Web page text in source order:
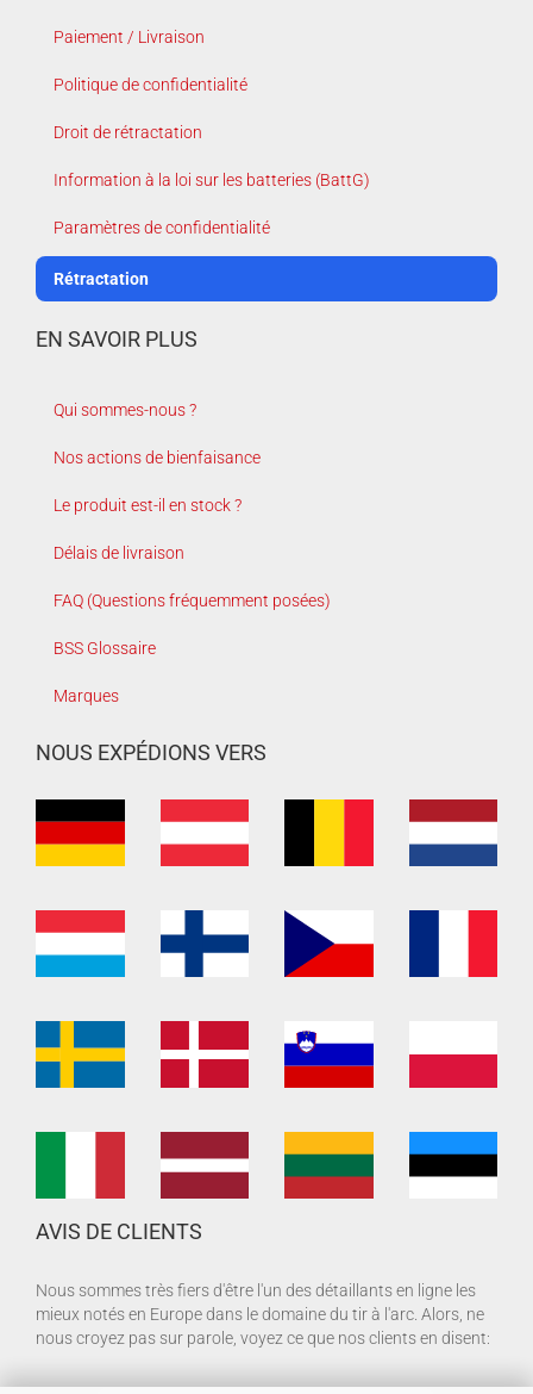
Paiement / Livraison
Politique de confidentialité
Droit de rétractation
Information à la loi sur les batteries (BattG)
Paramètres de confidentialité
Rétractation
EN SAVOIR PLUS
Qui sommes-nous ?
Nos actions de bienfaisance
Le produit est-il en stock ?
Délais de livraison
FAQ (Questions fréquemment posées)
BSS Glossaire
Marques
NOUS EXPÉDIONS VERS
AVIS DE CLIENTS
Nous sommes très fiers d'être l'un des détaillants en ligne les
mieux notés en Europe dans le domaine du tir à l'arc. Alors, ne
nous croyez pas sur parole, voyez ce que nos clients en disent: